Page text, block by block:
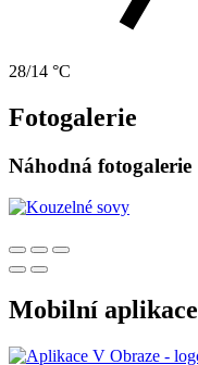
28/14 °C
Fotogalerie
Náhodná fotogalerie
Mobilní aplikace